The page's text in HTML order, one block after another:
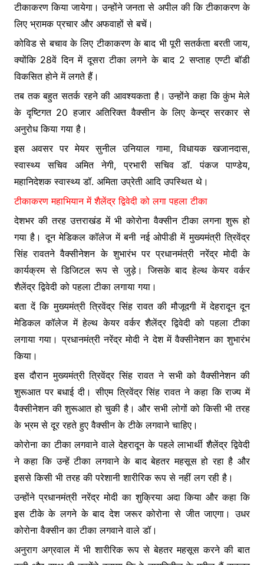
टीकाकरण किया जायेगा। उन्होंने जनता से अपील की कि टीकाकरण के
लिए भ्रामक प्रचार और अफवाहों से बचें।
कोविड से बचाव के लिए टीकाकरण के बाद भी पूरी सतर्कता बरती जाय,
क्योंकि 28वें दिन में दूसरा टीका लगने के बाद 2 सप्ताह एण्टी बॉडी
विकसित होने में लगते हैं।
तब तक बहुत सतर्क रहने की आवश्यकता है। उन्होंने कहा कि कुंभ मेले
के दृष्टिगत 20 हजार अतिरिक्त वैक्सीन के लिए केन्द्र सरकार से
अनुरोध किया गया है।
इस अवसर पर मेयर सुनील उनियाल गामा, विधायक खजानदास,
स्वास्थ्य सचिव अमित नेगी, प्रभारी सचिव डॉ. पंकज पाण्डेय,
महानिदेशक स्वास्थ्य डॉ. अमिता उप्रेती आदि उपस्थित थे।
टीकाकरण महाभियान में शैलेंद्र द्विवेदी को लगा पहला टीका
देशभर की तरह उत्तराखंड में भी कोरोना वैक्सीन टीका लगना शुरू हो
गया है। दून मेडिकल कॉलेज में बनी नई ओपीडी में मुख्यमंत्री त्रिवेंद्र
सिंह रावतने वैक्सीनेशन के शुभारंभ पर प्रधानमंत्री नरेंद्र मोदी के
कार्यक्रम से डिजिटल रूप से जुड़े। जिसके बाद हेल्थ केयर वर्कर
शैलेंद्र द्विवेदी को पहला टीका लगाया गया।
बता दें कि मुख्यमंत्री त्रिवेंद्र सिंह रावत की मौजूदगी में देहरादून दून
मेडिकल कॉलेज में हेल्थ केयर वर्कर शैलेंद्र द्विवेदी को पहला टीका
लगाया गया। प्रधानमंत्री नरेंद्र मोदी ने देश में वैक्सीनेशन का शुभारंभ
किया।
इस दौरान मुख्यमंत्री त्रिवेंद्र सिंह रावत ने सभी को वैक्सीनेशन की
शुरूआत पर बधाई दी। सीएम त्रिवेंद्र सिंह रावत ने कहा कि राज्य में
वैक्सीनेशन की शुरूआत हो चुकी है। और सभी लोगों को किसी भी तरह
के भ्रम से दूर रहते हुए वैक्सीन के टीके लगवाने चाहिए।
कोरोना का टीका लगवाने वाले देहरादून के पहले लाभार्थी शैलेंद्र द्विवेदी
ने कहा कि उन्हें टीका लगवाने के बाद बेहतर महसूस हो रहा है और
इससे किसी भी तरह की परेशानी शारीरिक रूप से नहीं लग रही है।
उन्होंने प्रधानमंत्री नरेंद्र मोदी का शुक्रिया अदा किया और कहा कि
इस टीके के लगने के बाद देश जरूर कोरोना से जीत जाएगा। उधर
कोरोना वैक्सीन का टीका लगवाने वाले डॉ।
अनुराग अग्रवाल में भी शारीरिक रूप से बेहतर महसूस करने की बात